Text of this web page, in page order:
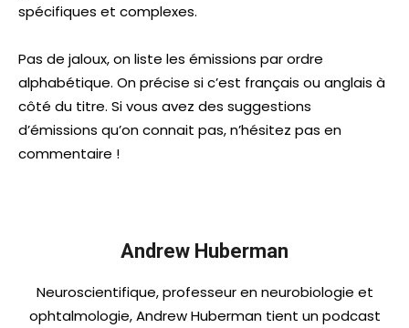
spécifiques et complexes.
Pas de jaloux, on liste les émissions par ordre
alphabétique. On précise si c’est français ou anglais à
côté du titre. Si vous avez des suggestions
d’émissions qu’on connait pas, n’hésitez pas en
commentaire !
Andrew Huberman
Neuroscientifique, professeur en neurobiologie et
ophtalmologie, Andrew Huberman tient un podcast